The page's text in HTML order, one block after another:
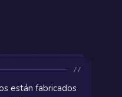
están fabricados